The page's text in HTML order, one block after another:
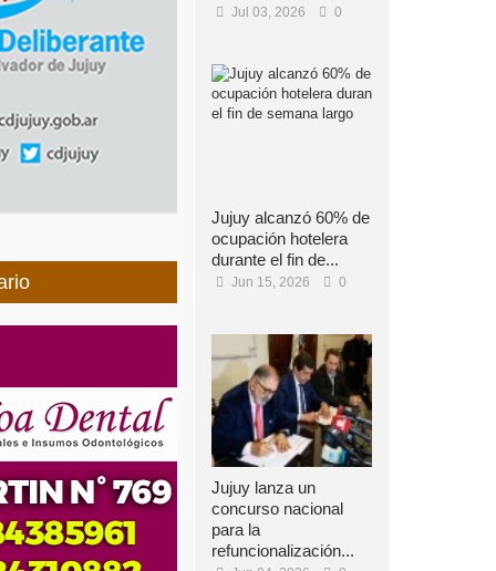
Jul 03, 2026 0
Jujuy alcanzó 60% de
ocupación hotelera
durante el fin de...
Jun 15, 2026 0
Jujuy lanza un
concurso nacional
para la
refuncionalización...